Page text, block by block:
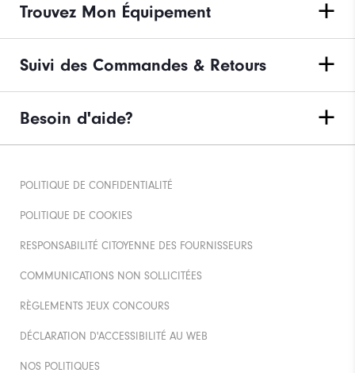
Trouvez Mon Équipement
Suivi des Commandes & Retours
Besoin d'aide?
POLITIQUE DE CONFIDENTIALITÉ
POLITIQUE DE COOKIES
RESPONSABILITÉ CITOYENNE DES FOURNISSEURS
COMMUNICATIONS NON SOLLICITÉES
RÈGLEMENTS JEUX CONCOURS
DÉCLARATION D'ACCESSIBILITÉ AU WEB
NOS POLITIQUES